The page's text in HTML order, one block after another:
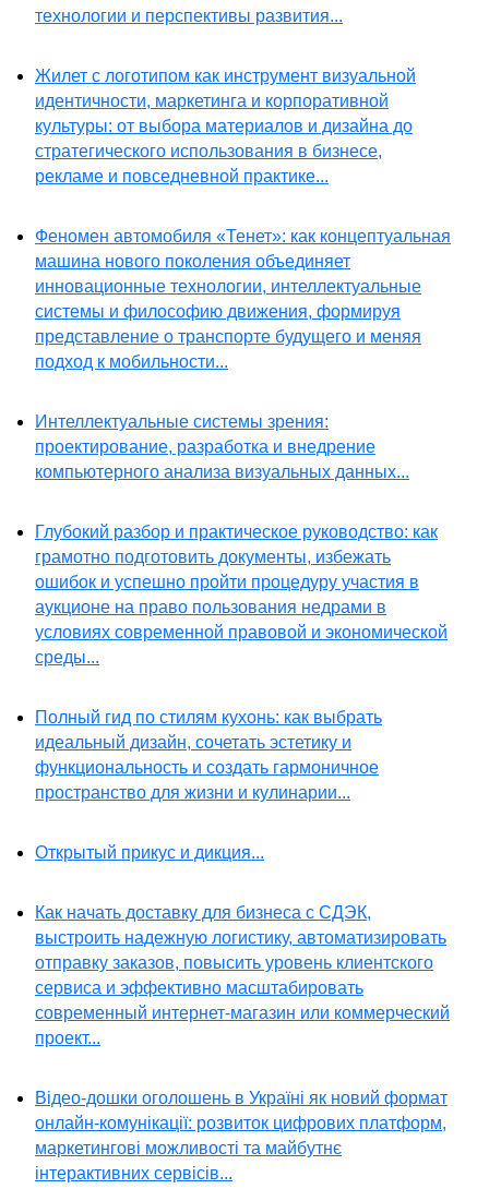
технологии и перспективы развития...
Жилет с логотипом как инструмент визуальной
идентичности, маркетинга и корпоративной
культуры: от выбора материалов и дизайна до
стратегического использования в бизнесе,
рекламе и повседневной практике...
Феномен автомобиля «Тенет»: как концептуальная
машина нового поколения объединяет
инновационные технологии, интеллектуальные
системы и философию движения, формируя
представление о транспорте будущего и меняя
подход к мобильности...
Интеллектуальные системы зрения:
проектирование, разработка и внедрение
компьютерного анализа визуальных данных...
Глубокий разбор и практическое руководство: как
грамотно подготовить документы, избежать
ошибок и успешно пройти процедуру участия в
аукционе на право пользования недрами в
условиях современной правовой и экономической
среды...
Полный гид по стилям кухонь: как выбрать
идеальный дизайн, сочетать эстетику и
функциональность и создать гармоничное
пространство для жизни и кулинарии...
Открытый прикус и дикция...
Как начать доставку для бизнеса с СДЭК,
выстроить надежную логистику, автоматизировать
отправку заказов, повысить уровень клиентского
сервиса и эффективно масштабировать
современный интернет-магазин или коммерческий
проект...
Відео-дошки оголошень в Україні як новий формат
онлайн-комунікації: розвиток цифрових платформ,
маркетингові можливості та майбутнє
інтерактивних сервісів...